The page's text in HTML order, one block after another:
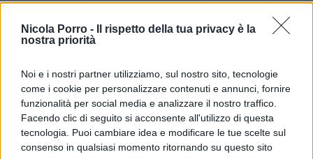
Nicola Porro -
Il rispetto della tua privacy è la
nostra priorità
Noi e i nostri partner utilizziamo, sul nostro sito, tecnologie
come i cookie per personalizzare contenuti e annunci, fornire
funzionalità per social media e analizzare il nostro traffico.
Facendo clic di seguito si acconsente all'utilizzo di questa
tecnologia. Puoi cambiare idea e modificare le tue scelte sul
consenso in qualsiasi momento ritornando su questo sito
dalla polizia” per colpa “delle leggi del governo”. E
ancora: “La legge dello Stato li vuole drogati dalla
ubbidire al governo. Alla fine ha precisato che i
migranti non verrebbero drogati “con l’eroina, ma
con gli psicofarmaci”.